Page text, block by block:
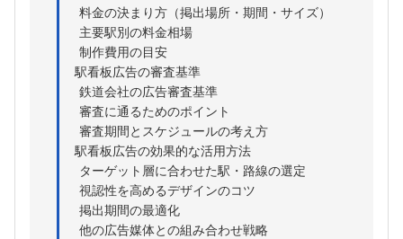
料金の決まり方（掲出場所・期間・サイズ）
主要駅別の料金相場
制作費用の目安
駅看板広告の審査基準
鉄道会社の広告審査基準
審査に通るためのポイント
審査期間とスケジュールの考え方
駅看板広告の効果的な活用方法
ターゲット層に合わせた駅・路線の選定
視認性を高めるデザインのコツ
掲出期間の最適化
他の広告媒体との組み合わせ戦略